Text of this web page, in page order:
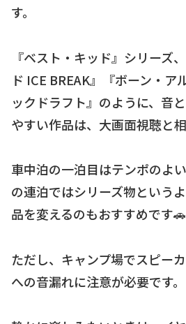
す。
『ベスト・キッド』シリーズ
ド ICE BREAK』『ボーン・ア
ックドラフト』のように、音
やすい作品は、大画面視聴と
車中泊の一泊目はテンポのよ
の連泊ではシリーズ物という
品を変えるのもおすすめです
ただし、キャンプ場でスピー
への音漏れに注意が必要です。